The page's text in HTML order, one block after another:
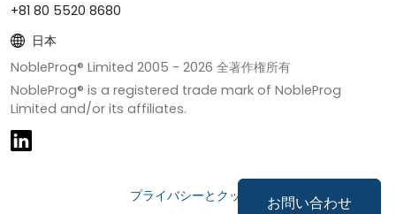
お問い合わせ
+81 80 5520 8680
日本
NobleProg® Limited 2005 - 2026 全著作権所有
NobleProg® is a registered trade mark of NobleProg
Limited and/or its affiliates.
プライバシーとクッキー